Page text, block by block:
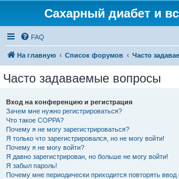
Сахарный диабет и
FAQ
На главную Список форумов Часто
Часто задаваемые вопросы
Вход на конференцию и регистрация
Зачем мне нужно регистрироваться?
Что такое COPPA?
Почему я не могу зарегистрироваться?
Я только что зарегистрировался, но не могу войти!
Почему я не могу войти?
Я давно зарегистрирован, но больше не могу войти!
Я забыл пароль!
Почему мне периодически приходится повторять